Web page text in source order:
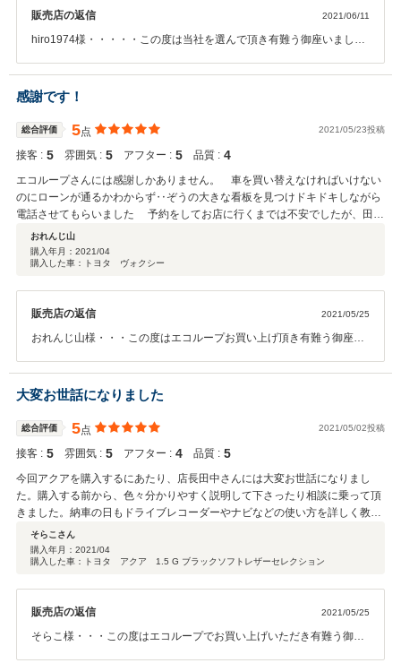
販売店の返信 2021/06/11
hiro1974様・・・・・この度は当社を選んで頂き有難う御座いまし
い申し訳なく思っております。正直、簡易的な仕上げでしたら、早く
納車出来るのですが、時間が掛かっても綺麗に仕上げたお車がお客様
は喜んで頂けると思っておりますし、どうしても中古車ですし、時間
の制限もあるので、限界はありますが、できる限り精一杯仕上げて納
車したいと思っております。このような最高の評価を頂きスタッフ一
同感謝しておりますし、最高の評価を頂いたからには、この評価が下
がらぬように精一杯対応していきたいと思います。これからも何かあ
りましたら遠慮しないで何なりとお申し付けくださいね。保証の事な
どもガチガチにするつもりはありませんし、柔軟に対応していきたい
ではなく、主任ですけどね）
感謝です！
総合評価 5点 2021/05/23投稿
接客 : 5 雰囲気 : 5 アフター : 5 品質 : 4
エコループさんには感謝しかありません。 車を買い替えなければいけない
のにローンが通るかわからず‥ぞうの大きな看板を見つけドキドキしながら
電話させてもらいました 予約をしてお店に行くまでは不安でしたが、田中
さんの笑顔に緊張がなくなりました。その後も色々話を聞いてくださり無事
購入することができました。納車の時も最後の最後まで丁寧に説明して頂き
ました。 エコループさん本当にありがとうございました。
おれんじ山
購入年月： 2021/04
購入した車：トヨタ ヴォクシー
販売店の返信 2021/05/25
おれんじ山様・・・この度はエコループお買い上げ頂き有難う御座い
なお客様ですので、何か不具合など御座いましたら誠心誠意対応して
行きますので遠慮なく何でもご相談ください。
大変お世話になりました
総合評価 5点 2021/05/02投稿
接客 : 5 雰囲気 : 5 アフター : 4 品質 : 5
今回アクアを購入するにあたり、店長田中さんには大変お世話になりまし
た。購入する前から、色々分かりやすく説明して下さったり相談に乗って頂
きました。納車の日もドライブレコーダーやナビなどの使い方を詳しく教え
て頂いて本当にありがとうございました。思っていた以上に綺麗に仕上がっ
ていて感動しました。これからもまたよろしくお願い致します。
そらこさん
購入年月： 2021/04
購入した車：トヨタ アクア 1.5 G ブラックソフトレザーセレクション
販売店の返信 2021/05/25
そらこ様・・・この度はエコループでお買い上げいただき有難う御座